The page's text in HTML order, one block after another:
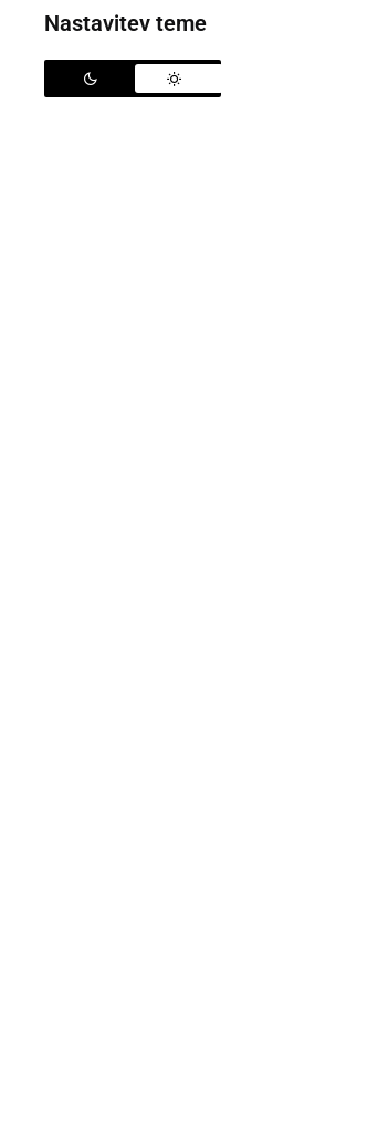
Nastavitev teme
kot svoj
Po poročanju Uprave za
Moravske Toplice, s
Gasilci PGD Murska
pomoč do prihoda
Danes so iz PU Murska
Prosenjakovcih, ki je s
telesno poškodoval in se